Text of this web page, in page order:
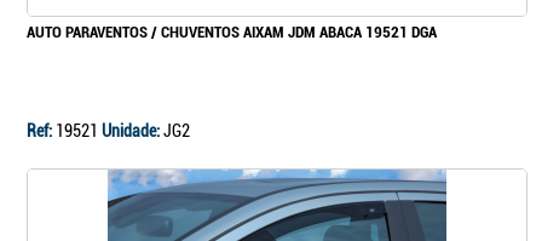
AUTO PARAVENTOS / CHUVENTOS AIXAM JDM ABACA 19521 DGA
Ref: 19521 Unidade:JG2